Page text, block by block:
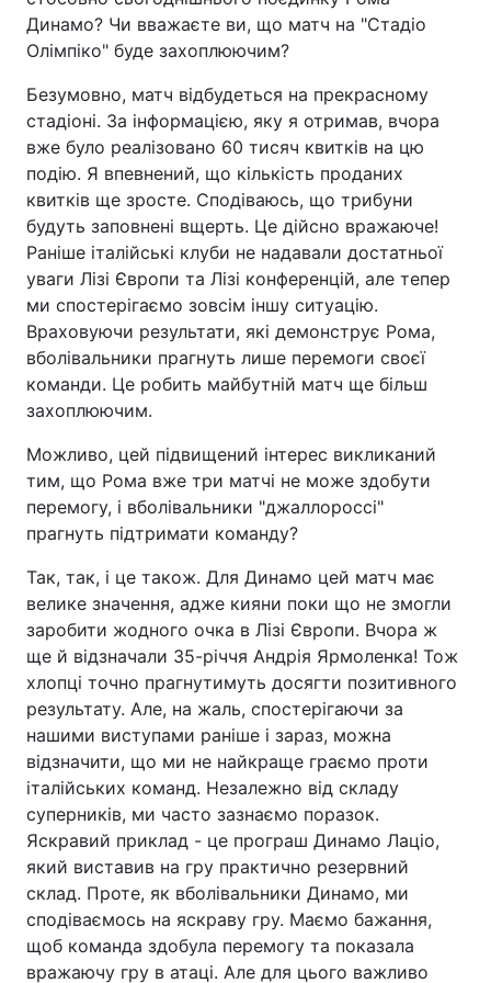
Динамо? Чи вважаєте ви, що матч на "Стадіо
Олімпіко" буде захоплюючим?
Безумовно, матч відбудеться на прекрасному
стадіоні. За інформацією, яку я отримав, вчора
вже було реалізовано 60 тисяч квитків на цю
подію. Я впевнений, що кількість проданих
квитків ще зросте. Сподіваюсь, що трибуни
будуть заповнені вщерть. Це дійсно вражаюче!
Раніше італійські клуби не надавали достатньої
уваги Лізі Європи та Лізі конференцій, але тепер
ми спостерігаємо зовсім іншу ситуацію.
Враховуючи результати, які демонструє Рома,
вболівальники прагнуть лише перемоги своєї
команди. Це робить майбутній матч ще більш
захоплюючим.
Можливо, цей підвищений інтерес викликаний
тим, що Рома вже три матчі не може здобути
перемогу, і вболівальники "джаллороссі"
прагнуть підтримати команду?
Так, так, і це також. Для Динамо цей матч має
велике значення, адже кияни поки що не змогли
заробити жодного очка в Лізі Європи. Вчора ж
ще й відзначали 35-річчя Андрія Ярмоленка! Тож
хлопці точно прагнутимуть досягти позитивного
результату. Але, на жаль, спостерігаючи за
нашими виступами раніше і зараз, можна
відзначити, що ми не найкраще граємо проти
італійських команд. Незалежно від складу
суперників, ми часто зазнаємо поразок.
Яскравий приклад - це програш Динамо Лаціо,
який виставив на гру практично резервний
склад. Проте, як вболівальники Динамо, ми
сподіваємось на яскраву гру. Маємо бажання,
щоб команда здобула перемогу та показала
вражаючу гру в атаці. Але для цього важливо